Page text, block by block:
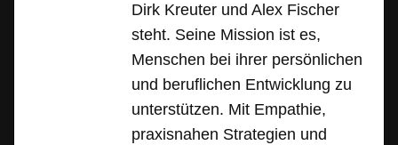
Dirk Kreuter und Alex Fischer
steht. Seine Mission ist es,
Menschen bei ihrer persönlichen
und beruflichen Entwicklung zu
unterstützen. Mit Empathie,
praxisnahen Strategien und